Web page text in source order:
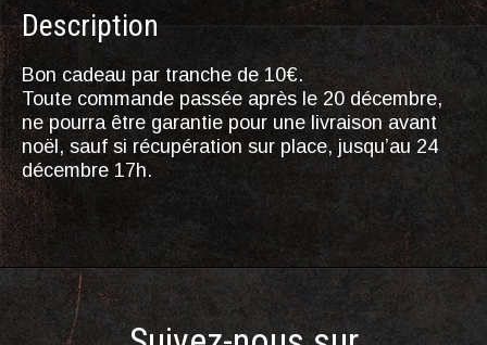
Description
Bon cadeau par tranche de 10€.
Toute commande passée après le 20 décembre,
ne pourra être garantie pour une livraison avant
noël, sauf si récupération sur place, jusqu’au 24
décembre 17h.